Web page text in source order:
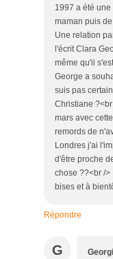
1997 a été
maman puis
Une relation
l'écrit Clara
même qu'il
George a
suis pas
Christiane
mars avec
remords de
Londres j'ai
d'être proche
chose ??<br />
bises et à
Répondre
G